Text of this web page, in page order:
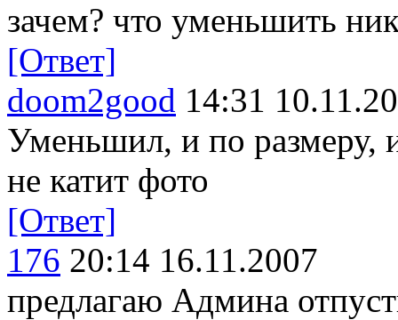
зачем? что уменьшить
[Ответ]
doom2good 14:31
Уменьшил, и по размеру,
не катит фото
[Ответ]
176 20:14 16.11.2007
предлагаю Админа